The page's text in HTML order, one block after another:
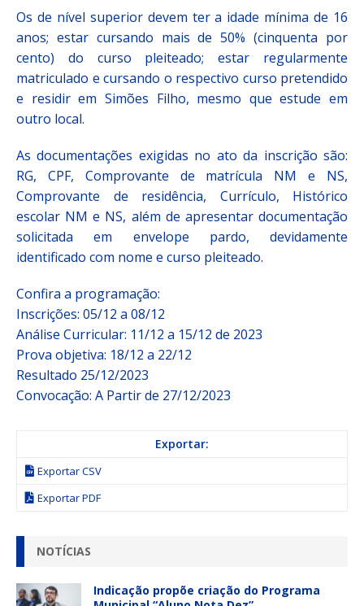
Os de nível superior devem ter a idade mínima de 16
anos; estar cursando mais de 50% (cinquenta por
cento) do curso pleiteado; estar regularmente
matriculado e cursando o respectivo curso pretendido
e residir em Simões Filho, mesmo que estude em
outro local.
As documentações exigidas no ato da inscrição são:
RG, CPF, Comprovante de matrícula NM e NS,
Comprovante de residência, Currículo, Histórico
escolar NM e NS, além de apresentar documentação
solicitada em envelope pardo, devidamente
identificado com nome e curso pleiteado.
Confira a programação:
Inscrições: 05/12 a 08/12
Análise Curricular: 11/12 a 15/12 de 2023
Prova objetiva: 18/12 a 22/12
Resultado 25/12/2023
Convocação: A Partir de 27/12/2023
Exportar:
Exportar CSV
Exportar PDF
NOTÍCIAS
Indicação propõe criação do Programa